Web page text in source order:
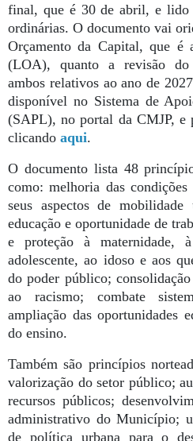
final, que é 30 de abril, e lido
ordinárias. O documento vai
Orçamento da Capital, que é
(LOA), quanto a revisão do
ambos relativos ao ano de
disponível no Sistema de
(SAPL), no portal da CMJP, e
clicando aqui.
O documento lista 48
como: melhoria das
seus aspectos de mobilidade
educação e oportunidade de
e proteção à maternidade,
adolescente, ao idoso e aos
do poder público;
ao racismo; combate
ampliação das oportunidades
do ensino.
Também são princípios
valorização do setor público;
recursos públicos;
administrativo do Município;
de política urbana para o